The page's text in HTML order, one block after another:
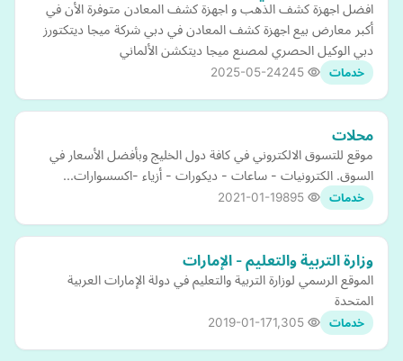
افضل اجهزة كشف الذهب و اجهزة كشف المعادن متوفرة الأن في
أكبر معارض بيع اجهزة كشف المعادن في دبي شركة ميجا ديتكتورز
دبي الوكيل الحصري لمصنع ميجا ديتكشن الألماني
خدمات 2025-05-24
محلات
موقع للتسوق الالكتروني في كافة دول الخليج وبأفضل الأسعار في
السوق. الكترونيات - ساعات - ديكورات - أزياء -اكسسوارات...
خدمات 2021-01-19
وزارة التربية والتعليم - الإمارات
الموقع الرسمي لوزارة التربية والتعليم في دولة الإمارات العربية
المتحدة
خدمات 2019-01-17